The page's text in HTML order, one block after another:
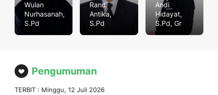
Wulan
Nurhasanah,
S.Pd
Randi
Antika,
S.Pd
Andi
Hidayat,
S.Pd, Gr
Pengumuman
TERBIT : Minggu, 12 Juli 2026